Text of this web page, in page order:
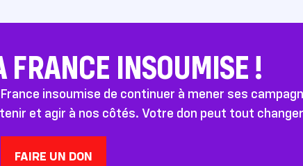
FRANCE INSOUMISE !
insoumise de continuer à mener ses
et agir à nos côtés. Votre don peut tout
FAIRE UN DON